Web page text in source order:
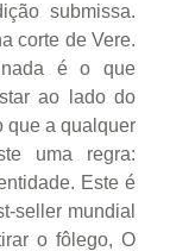
submissa.
corte de Vere.
é o que
ao lado do
que a qualquer
uma regra:
Este é
seller mundial
o fôlego, O